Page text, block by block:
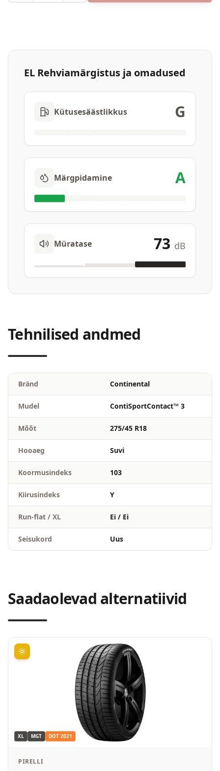
EL Rehviamärgistus ja omadused
Kütusesäästlikkus G
Märgpidamine A
Müratase 73 dB
Tehnilised andmed
Bränd Continental
Mudel ContiSportContact™ 3
Mõõt 275/45 R18
Hooaeg Suvi
Koormusindeks 103
Kiirusindeks Y
Run-flat / XL Ei / Ei
Seisukord Uus
Saadaolevad alternatiivid
XL MGT DOT 2021
PIRELLI